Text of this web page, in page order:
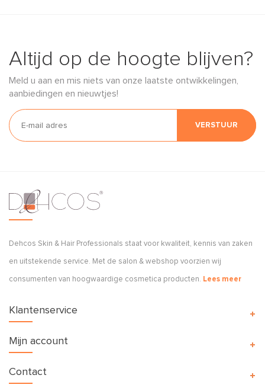
Altijd op de hoogte blijven?
Meld u aan en mis niets van onze laatste ontwikkelingen,
aanbiedingen en nieuwtjes!
VERSTUUR
Dehcos Skin & Hair Professionals staat voor kwaliteit, kennis van zaken
en uitstekende service. Met de salon & webshop voorzien wij
consumenten van hoogwaardige cosmetica producten. Lees meer
Klantenservice
Mijn account
Contact